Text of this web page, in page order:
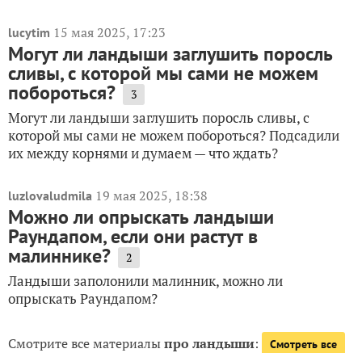
lucytim 15 мая 2025, 17:23
Могут ли ландыши заглушить поросль
сливы, с которой мы сами не можем
побороться? 3
Могут ли ландыши заглушить поросль сливы, с
которой мы сами не можем побороться? Подсадили
их между корнями и думаем — что ждать?
luzlovaludmila 19 мая 2025, 18:38
Можно ли опрыскать ландыши
Раундапом, если они растут в
малиннике? 2
Ландыши заполонили малинник, можно ли
опрыскать Раундапом?
Смотрите все материалыпро ландыши: Смотреть все